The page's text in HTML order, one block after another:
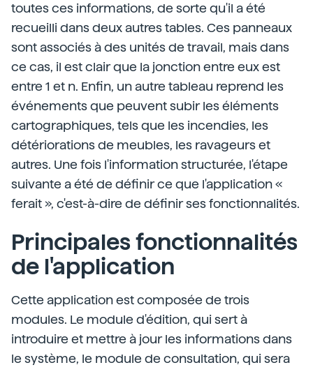
toutes ces informations, de sorte qu'il a été
recueilli dans deux autres tables. Ces panneaux
sont associés à des unités de travail, mais dans
ce cas, il est clair que la jonction entre eux est
entre 1 et n. Enfin, un autre tableau reprend les
événements que peuvent subir les éléments
cartographiques, tels que les incendies, les
détériorations de meubles, les ravageurs et
autres. Une fois l'information structurée, l'étape
suivante a été de définir ce que l'application «
ferait », c'est-à-dire de définir ses fonctionnalités.
Principales fonctionnalités
de l'application
Cette application est composée de trois
modules. Le module d'édition, qui sert à
introduire et mettre à jour les informations dans
le système, le module de consultation, qui sera